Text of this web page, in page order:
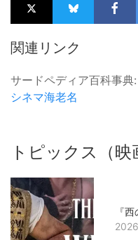
関連リンク
サードペディア百科事典:
シネマ海老名
トピックス（映
『